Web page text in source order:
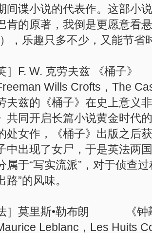
间谍小说的代表作。这部小
肯的原著，我倒是更愿意看
，乐趣只多不少，又能节省
］F. W. 克劳夫兹 《桶子》
Wills Crofts，The
夫兹的《桶子》在史上意义
共同开启长篇小说黄金时代
处女作，《桶子》出版之后
中出现了女尸，于是英法两
属于“写实流派”，对于侦查
路”的风味。
法］莫里斯•勒布朗 《钟
Leblanc，Les Huits